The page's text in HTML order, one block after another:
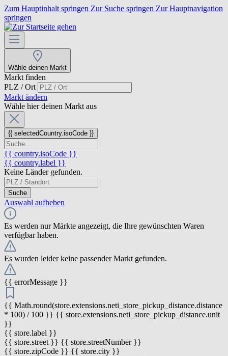
Zum Hauptinhalt springen Zur Suche springen Zur Hauptnavigation
springen
Wähle deinen Markt
Markt finden
PLZ / Ort
Markt ändern
Wähle hier deinen Markt aus
{{ selectedCountry.isoCode }}
{{ country.isoCode }}
{{ country.label }}
Keine Länder gefunden.
Suche
Auswahl aufheben
Es werden nur Märkte angezeigt, die Ihre gewünschten Waren
verfügbar haben.
Es wurden leider keine passender Markt gefunden.
{{ errorMessage }}
{{ Math.round(store.extensions.neti_store_pickup_distance.distance
* 100) / 100 }} {{ store.extensions.neti_store_pickup_distance.unit
}}
{{ store.label }}
{{ store.street }} {{ store.streetNumber }}
{{ store.zipCode }} {{ store.city }}